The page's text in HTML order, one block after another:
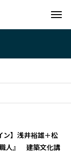
ン】浅井裕雄＋松
人』 建築文化講